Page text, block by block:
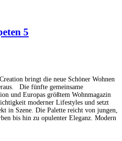
5
bringt die neue Schöner Wohnen
Die fünfte gemeinsame
und Europas größtem Wohnmagazin
moderner Lifestyles und setzt
in Szene. Die Palette reicht von jungen,
bis hin zu opulenter Eleganz. Modern